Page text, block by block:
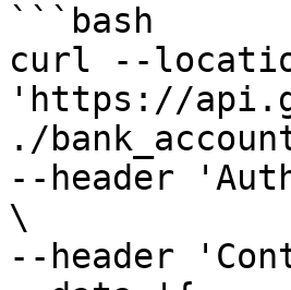
```bash
curl --
'https://
./
--header
\
--header